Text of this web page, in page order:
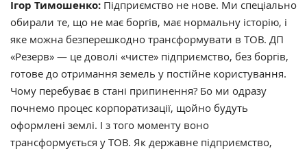
Ігор Тимошенко: Підприємство не нове. Ми спеціально
обирали те, що не має боргів, має нормальну історію, і
яке можна безперешкодно трансформувати в ТОВ. ДП
«Резерв» — це доволі «чисте» підприємство, без боргів,
готове до отримання земель у постійне користування.
Чому перебуває в стані припинення? Бо ми одразу
почнемо процес корпоратизації, щойно будуть
оформлені землі. І з того моменту воно
трансформується у ТОВ. Як державне підприємство,